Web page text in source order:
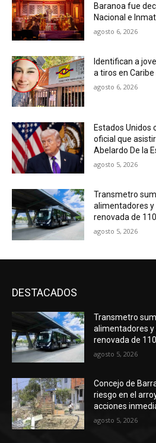
Baranoa fue
Nacional e
agosto 6, 2026
Identifican a
a tiros en Caribe
agosto 6, 2026
Estados Unidos
oficial que
Abelardo De la
agosto 5, 2026
Transmetro
alimentadores
renovada de
agosto 5, 2026
DESTACADOS
Transmetro
alimentadores
renovada de
agosto 5, 2026
Concejo de
riesgo en el
acciones
agosto 5, 2026